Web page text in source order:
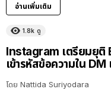
อ่านเพิ่มเติม
1.8k ดู
Instagram เตรียมยุติ
เข้ารหัสข้อความใน
โดย Nattida Suriyodara